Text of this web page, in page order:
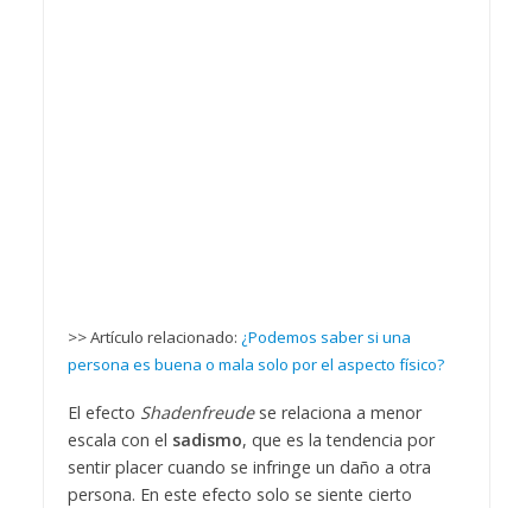
>> Artículo relacionado: ¿Podemos saber si una
persona es buena o mala solo por el aspecto físico?
El efecto Shadenfreudese relaciona a menor
escala con el sadismo, que es la tendencia por
sentir placer cuando se infringe un daño a otra
persona. En este efecto solo se siente cierto